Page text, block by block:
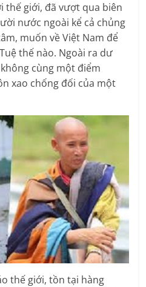
thế giới, đã vượt qua biên
nước ngoài kể cả chủng
muốn về Việt Nam để
thế nào. Ngoài ra dư
cùng một điểm
xao chống đối của một
thế giới, tồn tại hàng